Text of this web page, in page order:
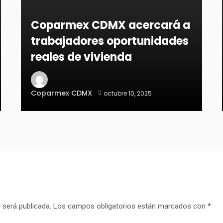
Coparmex CDMX acercará a
trabajadores oportunidades
reales de vivienda
Coparmex CDMX octubre 10, 2025
publicada. Los campos obligatorios están marcados con *